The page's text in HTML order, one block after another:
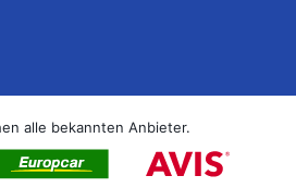
alle bekannten Anbieter.